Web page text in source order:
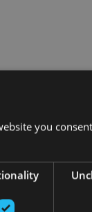
you